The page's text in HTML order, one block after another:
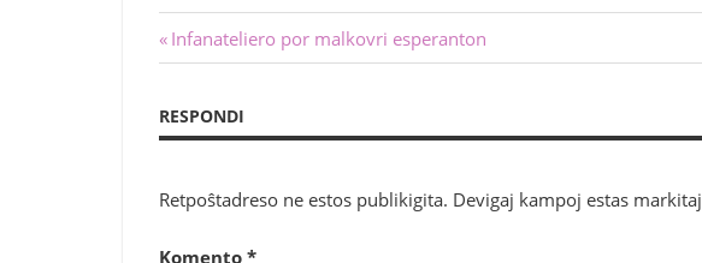
Navigado
afiŝoj
Antaŭa
afiŝo:
Infanateliero por malkovri esperanton
RESPONDI
Retpoŝtadreso ne estos publikigita. Devigaj kampoj estas markitaj
Komento *